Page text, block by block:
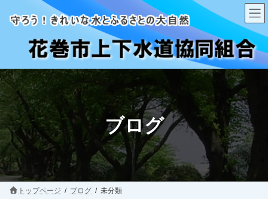
へ
ス
キ
ッ
ョ
ン
に
移
ブログ
トップページ ブログ 未分類